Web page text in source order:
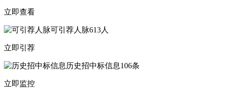
立即查看
可引荐人脉613人
立即引荐
历史招中标信息106条
立即监控